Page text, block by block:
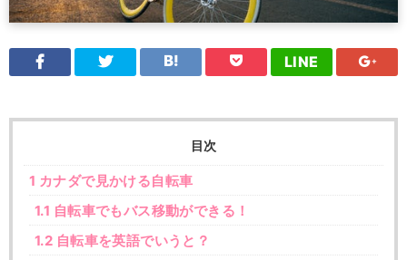
LINE
目次
1 カナダで見かける自転車
1.1 自転車でもバス移動ができる！
1.2 自転車を英語でいうと？